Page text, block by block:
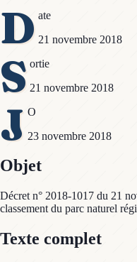
D ate
21 novembre 2018
S ortie
21 novembre 2018
J O
23 novembre 2018
Objet
Décret n° 2018-1017 du 21
classement du parc naturel
Texte complet